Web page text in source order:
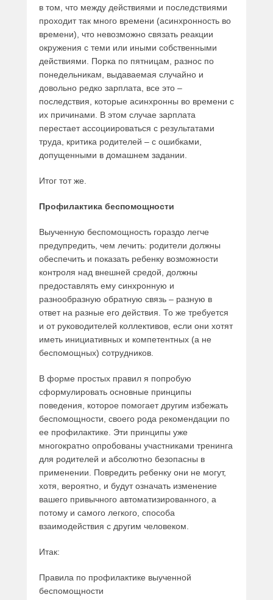
в том, что между действиями и последствиями
проходит так много времени (асинхронность во
времени), что невозможно связать реакции
окружения с теми или иными собственными
действиями. Порка по пятницам, разнос по
понедельникам, выдаваемая случайно и
довольно редко зарплата, все это –
последствия, которые асинхронны во времени с
их причинами. В этом случае зарплата
перестает ассоциироваться с результатами
труда, критика родителей – с ошибками,
допущенными в домашнем задании.
Итог тот же.
Профилактика беспомощности
Выученную беспомощность гораздо легче
предупредить, чем лечить: родители должны
обеспечить и показать ребенку возможности
контроля над внешней средой, должны
предоставлять ему синхронную и
разнообразную обратную связь – разную в
ответ на разные его действия. То же требуется
и от руководителей коллективов, если они хотят
иметь инициативных и компетентных (а не
беспомощных) сотрудников.
В форме простых правил я попробую
сформулировать основные принципы
поведения, которое помогает другим избежать
беспомощности, своего рода рекомендации по
ее профилактике. Эти принципы уже
многократно опробованы участниками тренинга
для родителей и абсолютно безопасны в
применении. Повредить ребенку они не могут,
хотя, вероятно, и будут означать изменение
вашего привычного автоматизированного, а
потому и самого легкого, способа
взаимодействия с другим человеком.
Итак:
Правила по профилактике выученной
беспомощности